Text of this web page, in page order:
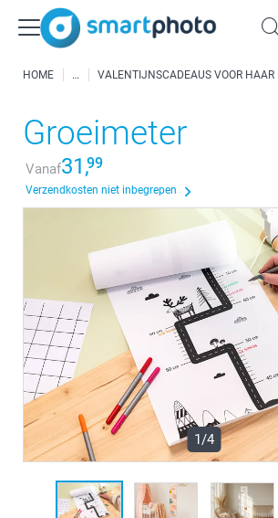
HOME VALENTIJNSCADEAUS VOOR HAAR
Groeimeter
Vanaf31,99
Verzendkosten niet inbegrepen
1/4